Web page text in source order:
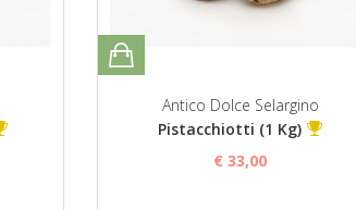
Antico Dolce Selargino
Pistacchiotti (1 Kg)
€ 33,00